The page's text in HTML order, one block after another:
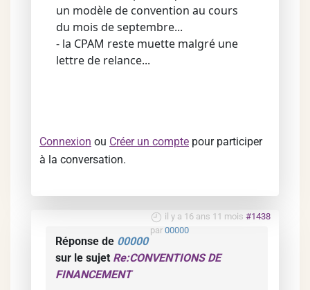
un modèle de convention au cours
du mois de septembre...
- la CPAM reste muette malgré une
lettre de relance...
Connexion ou Créer un compte pour participer
à la conversation.
il y a 16 ans 11 mois #1438
par 00000
Réponse de 00000
sur le sujet Re:CONVENTIONS DE
FINANCEMENT